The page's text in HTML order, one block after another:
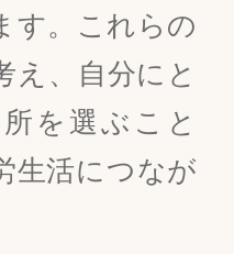
す。これらの
え、自分にと
を選ぶこと
生活につなが